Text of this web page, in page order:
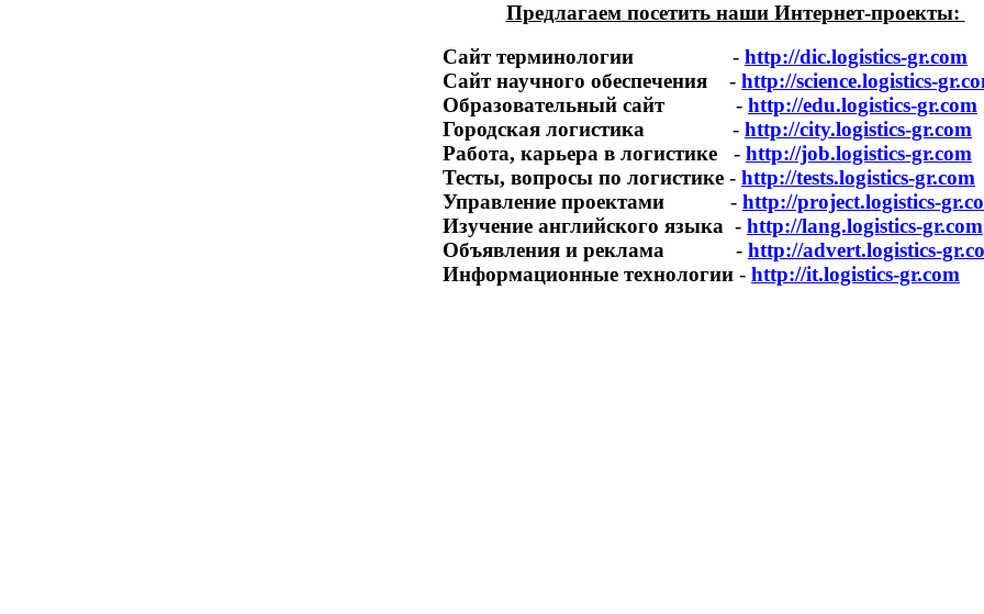
Предлагаем посетить наши Интернет-проекты:
Сайт терминологии
- http://dic.logistics-gr.com
Сайт научного обеспечения
- http://science.logistics-
Образовательный сайт
- http://edu.logistics-gr.com
Городская логистика
- http://city.logistics-gr.com
Работа, карьера в логистике
- http://job.logistics-gr.com
Тесты, вопросы по логистике - http://tests.logistics-gr.com
Управление проектами
- http://project.logistics-
Изучение английского языка - http://lang.logistics-gr.com
Объявления и реклама
- http://advert.logistics-
Информационные технологии - http://it.logistics-gr.com